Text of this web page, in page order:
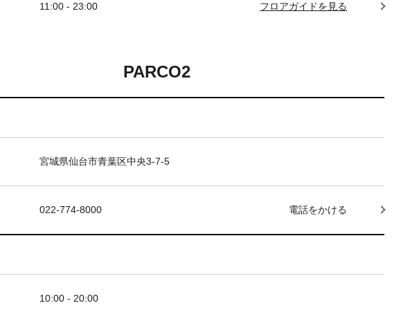
11:00 - 23:00 フロアガイドを見る
PARCO2
宮城県仙台市青葉区中央3-7-5
022-774-8000 電話をかける
10:00 - 20:00